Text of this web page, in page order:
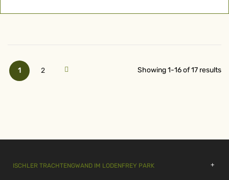
SeiteSie lesen gerade Seite
1 2 Showing1-16of17 results
ISCHLER TRACHTENGWAND IM LODENFREY PARK